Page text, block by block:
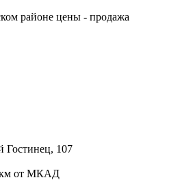
районе цены - продажа
Гостинец, 107
от МКАД